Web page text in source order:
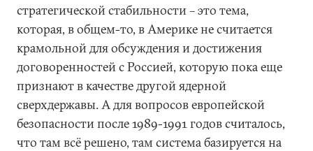
стратегической стабильности – это тема,
которая, в общем-то, в Америке не считается
крамольной для обсуждения и достижения
договоренностей с Россией, которую пока еще
признают в качестве другой ядерной
сверхдержавы. А для вопросов европейской
безопасности после 1989-1991 годов считалось,
что там всё решено, там система базируется на